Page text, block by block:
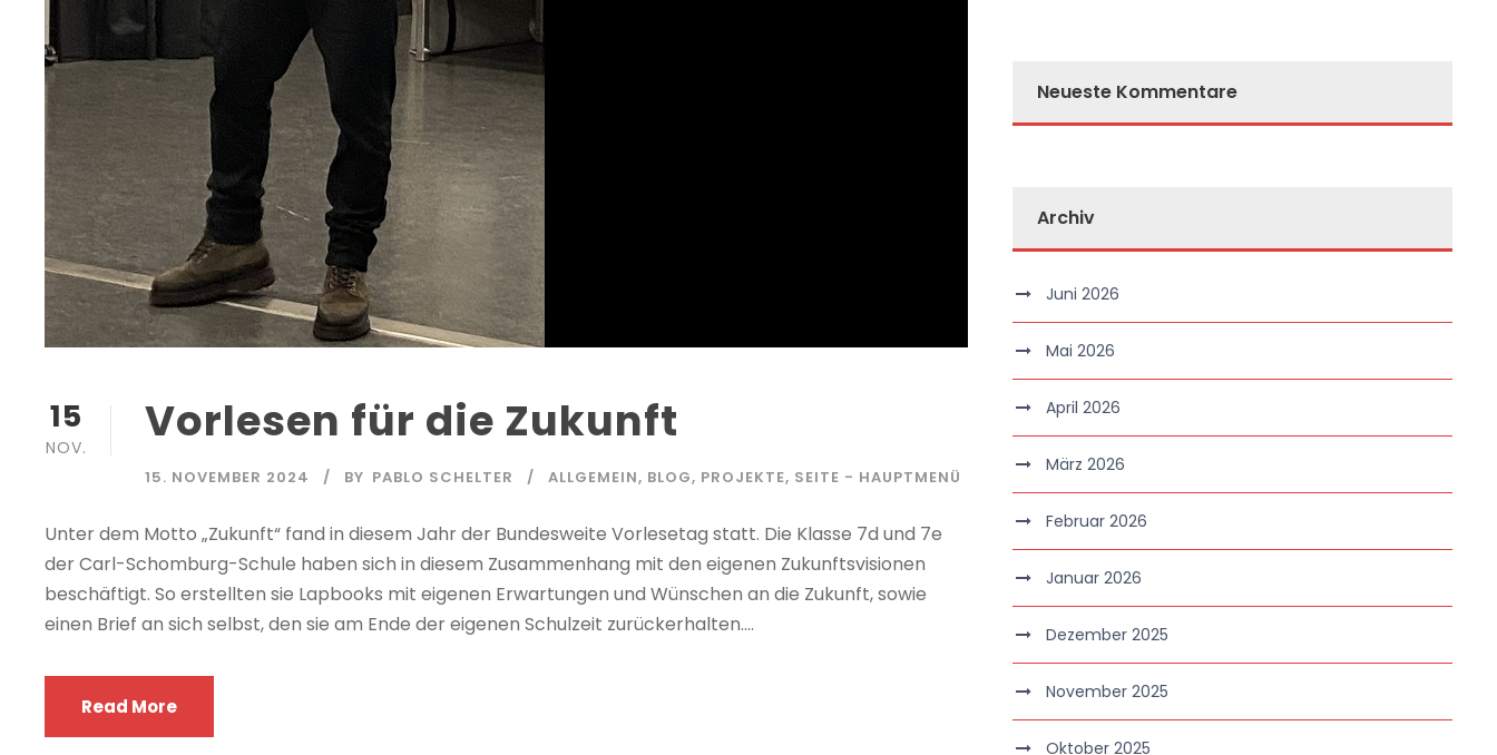
15
NOV. Vorlesen für die Zukunft
15. NOVEMBER 2024 BY PABLO SCHELTER ALLGEMEIN, BLOG, PROJEKTE, SEITE - HAUPTMENÜ
Unter dem Motto „Zukunft“ fand in diesem Jahr der Bundesweite Vorlesetag statt. Die Klasse 7d und 7e
der Carl-Schomburg-Schule haben sich in diesem Zusammenhang mit den eigenen Zukunftsvisionen
beschäftigt. So erstellten sie Lapbooks mit eigenen Erwartungen und Wünschen an die Zukunft, sowie
einen Brief an sich selbst, den sie am Ende der eigenen Schulzeit zurückerhalten....
Read More
Neueste Kommentare
Archiv
Juni 2026
Mai 2026
April 2026
März 2026
Februar 2026
Januar 2026
Dezember 2025
November 2025
Oktober 2025